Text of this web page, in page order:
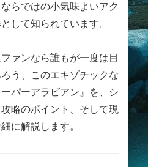
らではの小気味よいアク
して知られています。
ァンなら誰もが一度は目
う、このエキゾチックな
パーアラビアン』を、シ
略のポイント、そして現
に解説します。